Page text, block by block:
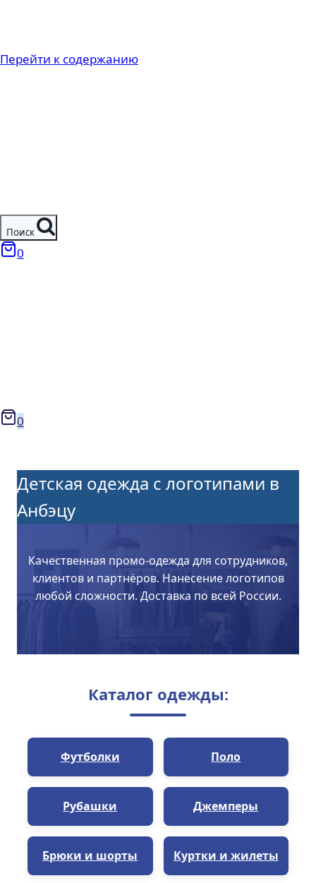
Перейти к содержанию
Поиск
0
0
Детская одежда с логотипами в
Анбэцу
Качественная промо-одежда для сотрудников,
клиентов и партнёров. Нанесение логотипов
любой сложности. Доставка по всей России.
Каталог одежды:
Футболки Поло
Рубашки Джемперы
Брюки и шорты Куртки и жилеты